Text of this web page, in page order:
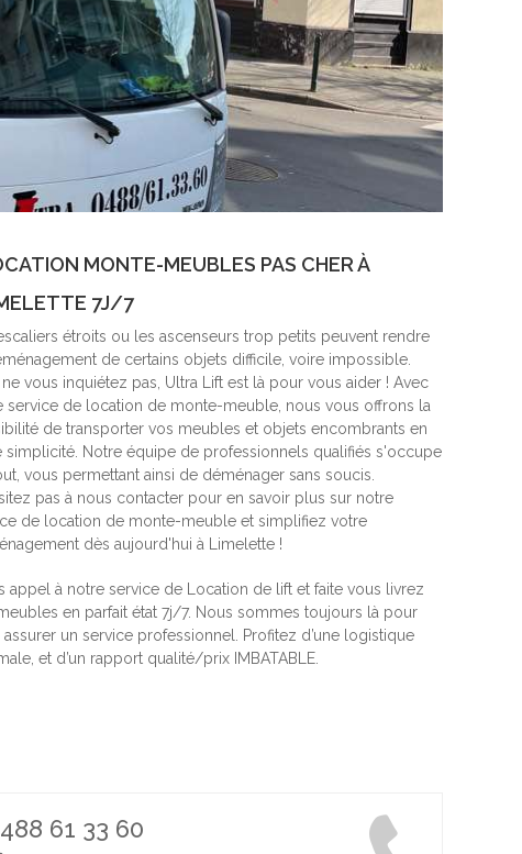
MONTE-MEUBLES PAS CHER À
7J/7
étroits ou les ascenseurs trop petits peuvent rendre
de certains objets difficile, voire impossible.
ne vous inquiétez pas, Ultra Lift est là pour vous aider ! Avec
service de location de monte-meuble, nous vous offrons la
de transporter vos meubles et objets encombrants en
simplicité. Notre équipe de professionnels qualifiés s'occupe
vous permettant ainsi de déménager sans soucis.
pas à nous contacter pour en savoir plus sur notre
de location de monte-meuble et simplifiez votre
dès aujourd'hui à Limelette !
appel à notre service de Location de lift et faite vous livrez
en parfait état 7j/7. Nous sommes toujours là pour
assurer un service professionnel. Profitez d’une logistique
et d’un rapport qualité/prix IMBATABLE.
61 33 60